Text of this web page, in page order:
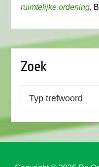
ruimtelijke ordening,
Zoek